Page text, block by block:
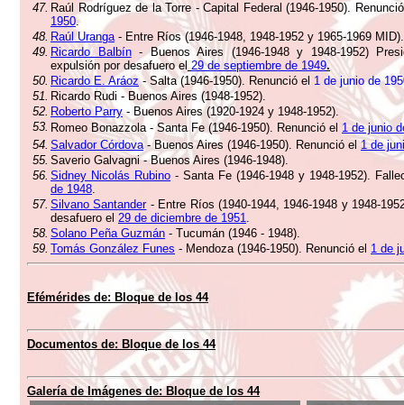
47. Raúl Rodríguez de la Torre - Capital Federal (1946-1950).
1950.
48. Raúl Uranga- Entre Ríos (1946-1948, 1948-1952 y 1965-1969 MID).
49. Ricardo Balbín- Buenos Aires (1946-1948 y 1948-1952)
expulsión por desafuero el 29 de septiembre de 1949.
50. Ricardo E. Aráoz- Salta (1946-1950). Renunció el 1 de junio de
51. Ricardo Rudi - Buenos Aires (1948-1952).
52. Roberto Parry- Buenos Aires (1920-1924 y 1948-1952).
53. Romeo Bonazzola - Santa Fe (1946-1950). Renunció el 1 de junio
54. Salvador Córdova- Buenos Aires (1946-1950). Renunció el 1 de
55. Saverio Galvagni - Buenos Aires (1946-1948).
56. Sidney Nicolás Rubino - Santa Fe (1946-1948 y 1948-1952).
de 1948.
57. Silvano Santander- Entre Ríos (1940-1944, 1946-1948 y 1948-
desafuero el 29 de diciembre de 1951.
58. Solano Peña Guzmán - Tucumán (1946 - 1948).
59. Tomás González Funes - Mendoza (1946-1950). Renunció el 1 de
Efémérides de: Bloque de los 44
Documentos de: Bloque de los 44
Galería de Imágenes de: Bloque de los 44